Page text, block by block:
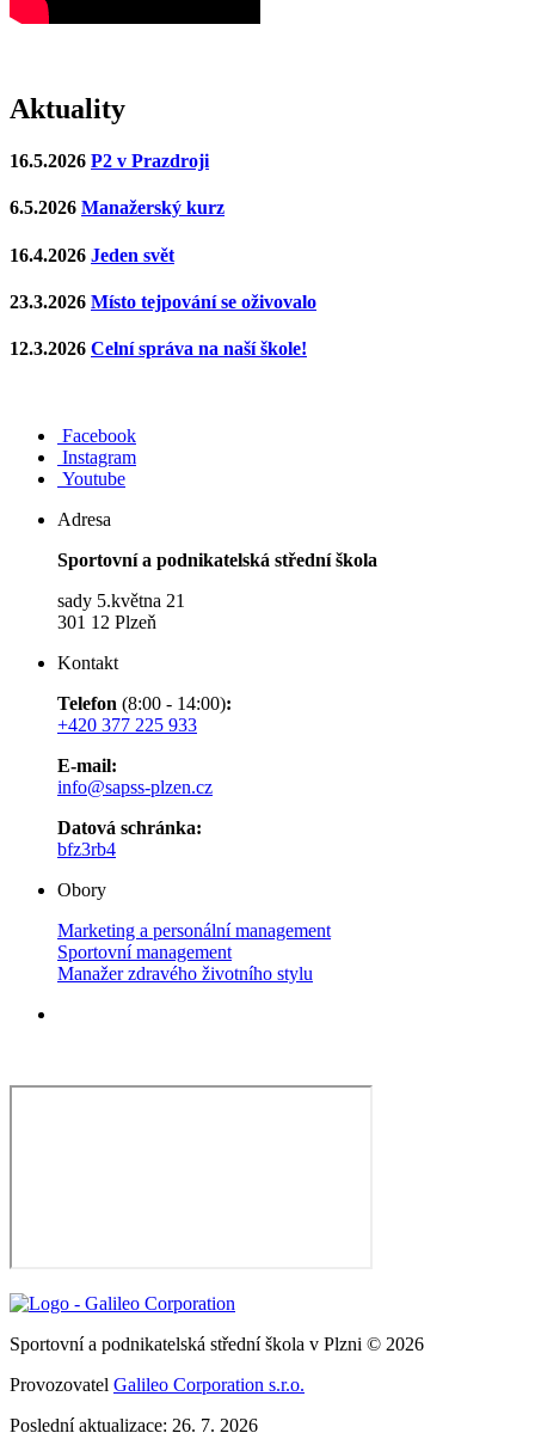
Aktuality
16.5.2026 P2 v Prazdroji
6.5.2026 Manažerský kurz
16.4.2026 Jeden svět
23.3.2026 Místo tejpování se oživovalo
12.3.2026 Celní správa na naší škole!
Facebook
Instagram
Youtube
Adresa
Sportovní a podnikatelská střední škola
sady 5.května 21
301 12 Plzeň
Kontakt
Telefon (8:00 - 14:00):
+420 377 225 933
E-mail:
info@sapss-plzen.cz​​​​​​
Datová schránka:
bfz3rb4
Obory
Marketing a personální management
Sportovní management
Manažer zdravého životního stylu
Sportovní a podnikatelská střední škola v Plzni © 2026
Provozovatel Galileo Corporation s.r.o.
Poslední aktualizace: 26. 7. 2026